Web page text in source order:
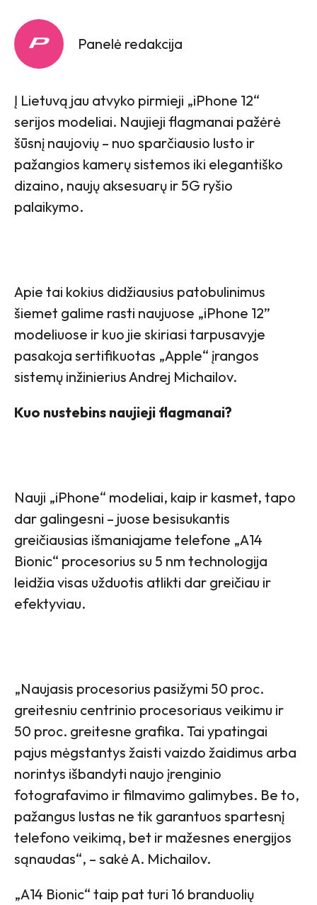
Panelė redakcija
Į Lietuvą jau atvyko pirmieji „iPhone 12“
serijos modeliai. Naujieji flagmanai pažėrė
šūsnį naujovių – nuo sparčiausio lusto ir
pažangios kamerų sistemos iki elegantiško
dizaino, naujų aksesuarų ir 5G ryšio
palaikymo.
Apie tai kokius didžiausius patobulinimus
šiemet galime rasti naujuose „iPhone 12”
modeliuose ir kuo jie skiriasi tarpusavyje
pasakoja sertifikuotas „Apple“ įrangos
sistemų inžinierius Andrej Michailov.
Kuo nustebins naujieji flagmanai?
Nauji „iPhone“ modeliai, kaip ir kasmet, tapo
dar galingesni – juose besisukantis
greičiausias išmaniajame telefone „A14
Bionic“ procesorius su 5 nm technologija
leidžia visas užduotis atlikti dar greičiau ir
efektyviau.
„Naujasis procesorius pasižymi 50 proc.
greitesniu centrinio procesoriaus veikimu ir
50 proc. greitesne grafika. Tai ypatingai
pajus mėgstantys žaisti vaizdo žaidimus arba
norintys išbandyti naujo įrenginio
fotografavimo ir filmavimo galimybes. Be to,
pažangus lustas ne tik garantuos spartesnį
telefono veikimą, bet ir mažesnes energijos
sąnaudas“, – sakė A. Michailov.
„A14 Bionic“ taip pat turi 16 branduolių